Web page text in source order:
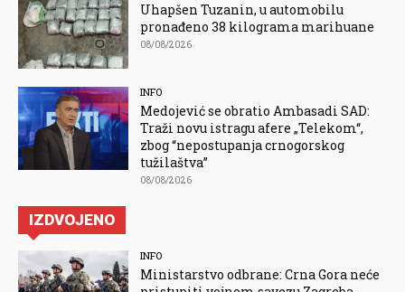
Uhapšen Tuzanin, u automobilu
pronađeno 38 kilograma marihuane
08/08/2026
INFO
Medojević se obratio Ambasadi SAD:
Traži novu istragu afere „Telekom“,
zbog “nepostupanja crnogorskog
tužilaštva”
08/08/2026
IZDVOJENO
INFO
Ministarstvo odbrane: Crna Gora neće